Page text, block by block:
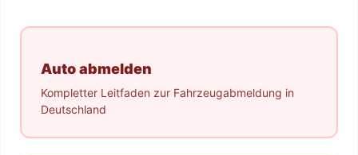
Auto abmelden
Kompletter Leitfaden zur Fahrzeugabmeldung in
Deutschland